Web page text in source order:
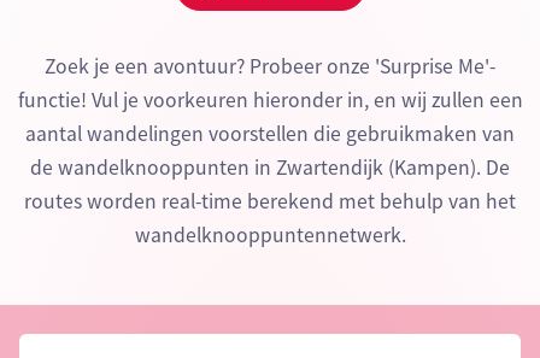
Zoek je een avontuur? Probeer onze 'Surprise Me'-
functie! Vul je voorkeuren hieronder in, en wij zullen een
aantal wandelingen voorstellen die gebruikmaken van
de wandelknooppunten in Zwartendijk (Kampen). De
routes worden real-time berekend met behulp van het
wandelknooppuntennetwerk.